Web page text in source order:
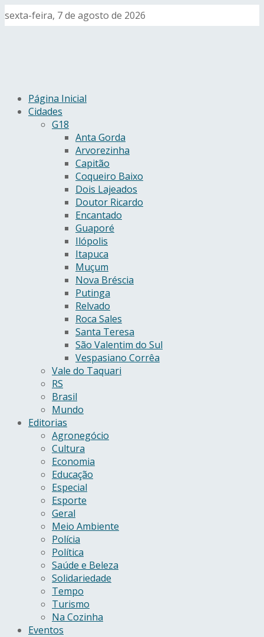
sexta-feira, 7 de agosto de 2026
Página Inicial
Cidades
G18
Anta Gorda
Arvorezinha
Capitão
Coqueiro Baixo
Dois Lajeados
Doutor Ricardo
Encantado
Guaporé
Ilópolis
Itapuca
Muçum
Nova Bréscia
Putinga
Relvado
Roca Sales
Santa Teresa
São Valentim do Sul
Vespasiano Corrêa
Vale do Taquari
RS
Brasil
Mundo
Editorias
Agronegócio
Cultura
Economia
Educação
Especial
Esporte
Geral
Meio Ambiente
Polícia
Política
Saúde e Beleza
Solidariedade
Tempo
Turismo
Na Cozinha
Eventos